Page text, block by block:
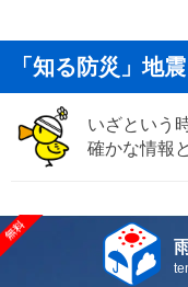
「知る防災」地震
いざという
確かな情報